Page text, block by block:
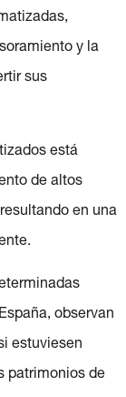
y la
sus
está
de altos
en una
observan
estuviesen
patrimonios de